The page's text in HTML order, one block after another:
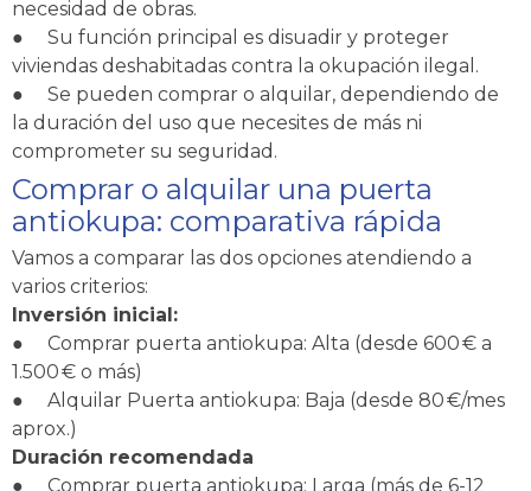
necesidad de obras.
● Su función principal es disuadir y proteger
viviendas deshabitadas contra la okupación ilegal.
● Se pueden comprar o alquilar, dependiendo de
la duración del uso que necesites de más ni
comprometer su seguridad.
Comprar o alquilar una puerta
antiokupa: comparativa rápida
Vamos a comparar las dos opciones atendiendo a
varios criterios:
Inversión inicial:
● Comprar puerta antiokupa: Alta (desde 600 € a
1.500 € o más)
● Alquilar Puerta antiokupa: Baja (desde 80 €/mes
aprox.)
Duración recomendada
● Comprar puerta antiokupa: Larga (más de 6-12